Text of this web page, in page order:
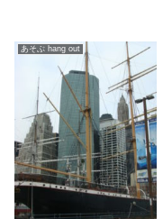
あそぶ hang out